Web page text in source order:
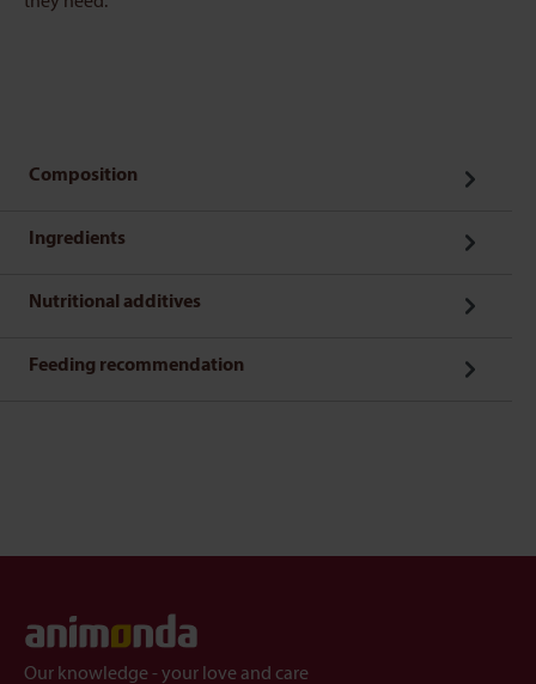
Composition
Ingredients
Nutritional additives
Feeding recommendation
Our knowledge - your love and care